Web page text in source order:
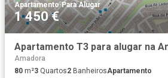
Apartamento·Para Alugar
1 450 €
Apartamento T3 para alugar na
Amadora
80 m²3 Quartos2 BanheirosApartamento